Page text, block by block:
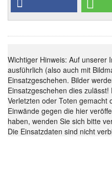
Wichtiger Hinweis: Auf unserer
ausführlich (also auch mit
Einsatzgeschehen. Bilder
Einsatzgeschehen dies
Verletzten oder Toten gemacht
Einwände gegen die hier
haben, wenden Sie sich bitte
Die Einsatzdaten sind nicht